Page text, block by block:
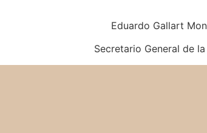
Eduardo Gallart
Secretario General de la